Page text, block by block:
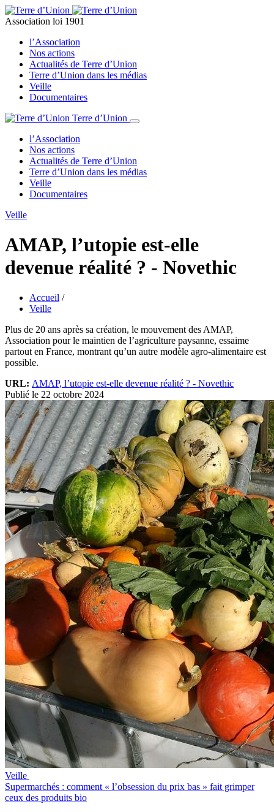
Association loi 1901
l’Association
Nos actions
Actualités de Terre d’Union
Terre d’Union dans les médias
Veille
Documentaires
Terre d’Union
l’Association
Nos actions
Actualités de Terre d’Union
Terre d’Union dans les médias
Veille
Documentaires
Veille
AMAP, l’utopie est-elle
devenue réalité ? - Novethic
Accueil /
Veille
Plus de 20 ans après sa création, le mouvement des AMAP,
Association pour le maintien de l’agriculture paysanne, essaime
partout en France, montrant qu’un autre modèle agro-alimentaire est
possible.
URL: AMAP, l’utopie est-elle devenue réalité ? - Novethic
Publié le 22 octobre 2024
Veille
Supermarchés : comment « l’obsession du prix bas » fait grimper
ceux des produits bio